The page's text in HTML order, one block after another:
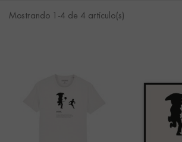
Mostrando 1-4 de 4 artículo(s)